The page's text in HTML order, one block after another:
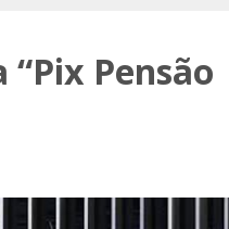
Pensão